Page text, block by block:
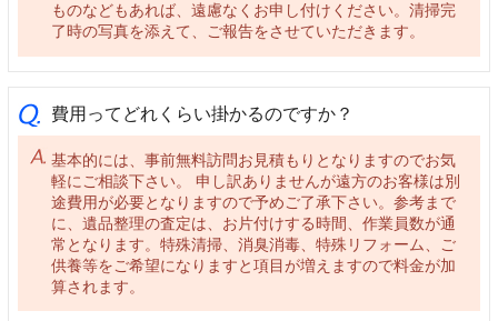
ものなどもあれば、遠慮なくお申し付けください。清掃完
了時の写真を添えて、ご報告をさせていただきます。
費用ってどれくらい掛かるのですか？
基本的には、事前無料訪問お見積もりとなりますのでお気
軽にご相談下さい。 申し訳ありませんが遠方のお客様は別
途費用が必要となりますので予めご了承下さい。参考まで
に、遺品整理の査定は、お片付けする時間、作業員数が通
常となります。特殊清掃、消臭消毒、特殊リフォーム、ご
供養等をご希望になりますと項目が増えますので料金が加
算されます。